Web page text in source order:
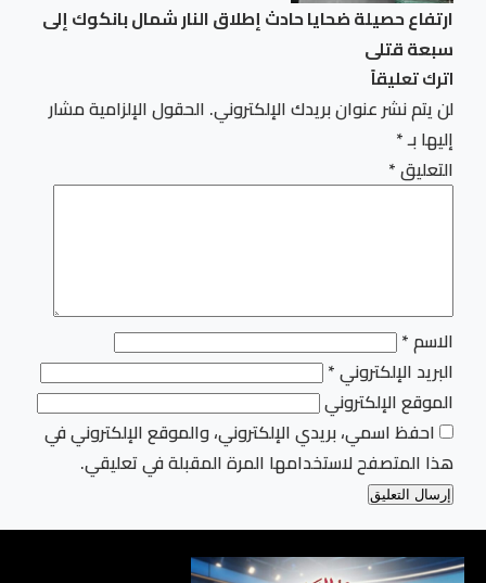
ارتفاع حصيلة ضحايا حادث إطلاق النار شمال بانكوك إلى
سبعة قتلى
اترك تعليقاً
لن يتم نشر عنوان بريدك الإلكتروني. الحقول الإلزامية مشار
إليها بـ*
التعليق*
الاسم*
البريد الإلكتروني*
الموقع الإلكتروني
احفظ اسمي، بريدي الإلكتروني، والموقع الإلكتروني في
هذا المتصفح لاستخدامها المرة المقبلة في تعليقي.